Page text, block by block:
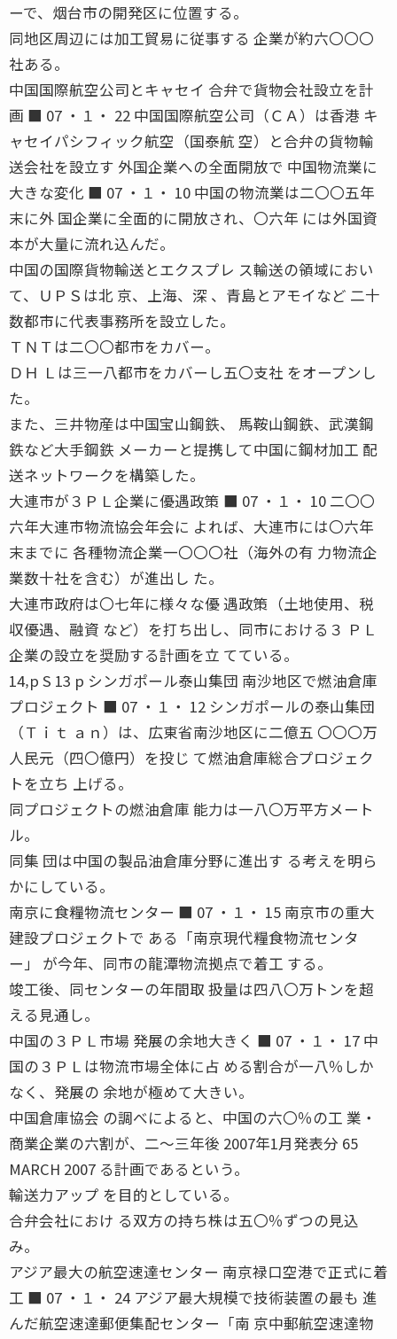
ーで、烟台市の開発区に位置する。
同地区周辺には加工貿易に従事する 企業が約六〇〇〇
社ある。
中国国際航空公司とキャセイ 合弁で貨物会社設立を計
画 ■ 07 ・１・ 22 中国国際航空公司（ＣＡ）は香港 キ
ャセイパシフィック航空（国泰航 空）と合弁の貨物輸
送会社を設立す 外国企業への全面開放で 中国物流業に
大きな変化 ■ 07 ・１・ 10 中国の物流業は二〇〇五年
末に外 国企業に全面的に開放され、〇六年 には外国資
本が大量に流れ込んだ。
中国の国際貨物輸送とエクスプレ ス輸送の領域におい
て、ＵＰＳは北 京、上海、深 、青島とアモイなど 二十
数都市に代表事務所を設立した。
ＴＮＴは二〇〇都市をカバー。
ＤＨ Ｌは三一八都市をカバーし五〇支社 をオープンし
た。
また、三井物産は中国宝山鋼鉄、 馬鞍山鋼鉄、武漢鋼
鉄など大手鋼鉄 メーカーと提携して中国に鋼材加工 配
送ネットワークを構築した。
大連市が３ＰＬ企業に優遇政策 ■ 07 ・１・ 10 二〇〇
六年大連市物流協会年会に よれば、大連市には〇六年
末までに 各種物流企業一〇〇〇社（海外の有 力物流企
業数十社を含む）が進出し た。
大連市政府は〇七年に様々な優 遇政策（土地使用、税
収優遇、融資 など）を打ち出し、同市における３ ＰＬ
企業の設立を奨励する計画を立 てている。
14‚p S 13 p シンガポール泰山集団 南沙地区で燃油倉庫
プロジェクト ■ 07 ・１・ 12 シンガポールの泰山集団
（Ｔｉｔ ａｎ）は、広東省南沙地区に二億五 〇〇〇万
人民元（四〇億円）を投じ て燃油倉庫総合プロジェク
トを立ち 上げる。
同プロジェクトの燃油倉庫 能力は一八〇万平方メート
ル。
同集 団は中国の製品油倉庫分野に進出す る考えを明ら
かにしている。
南京に食糧物流センター ■ 07 ・１・ 15 南京市の重大
建設プロジェクトで ある「南京現代糧食物流センタ
ー」 が今年、同市の龍潭物流拠点で着工 する。
竣工後、同センターの年間取 扱量は四八〇万トンを超
える見通し。
中国の３ＰＬ市場 発展の余地大きく ■ 07 ・１・ 17 中
国の３ＰＬは物流市場全体に占 める割合が一八％しか
なく、発展の 余地が極めて大きい。
中国倉庫協会 の調べによると、中国の六〇％の工 業・
商業企業の六割が、二〜三年後 2007年1月発表分 65
MARCH 2007 る計画であるという。
輸送力アップ を目的としている。
合弁会社におけ る双方の持ち株は五〇％ずつの見込
み。
アジア最大の航空速達センター 南京禄口空港で正式に着
工 ■ 07 ・１・ 24 アジア最大規模で技術装置の最も 進
んだ航空速達郵便集配センター「南 京中郵航空速達物